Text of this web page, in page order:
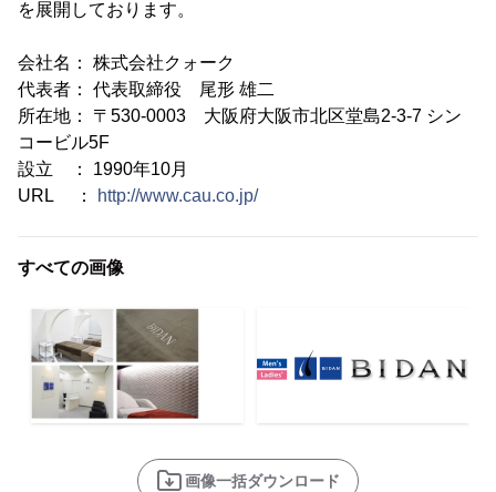
を展開しております。
会社名： 株式会社クォーク
代表者： 代表取締役 尾形 雄二
所在地： 〒530-0003 大阪府大阪市北区堂島2-3-7 シン
コービル5F
設立 ： 1990年10月
URL ：
http://www.cau.co.jp/
すべての画像
画像一括ダウンロード